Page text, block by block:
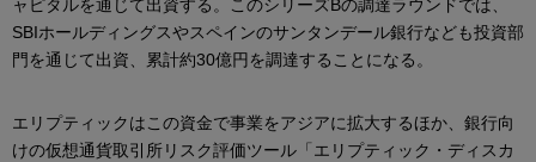
ャピタルを通じて出資する。このシリーズBの調達ラウンドでは、
SBIホールディングスやスペインのサンタンデール銀行なども投資部
門を通じて出資、累計約30億円を調達することになる。
エリプティックはこの資金で事業をアジアに拡大するほか、銀行向
けの仮想通貨取引所リスク評価ツール「エリプティック・ディスカ